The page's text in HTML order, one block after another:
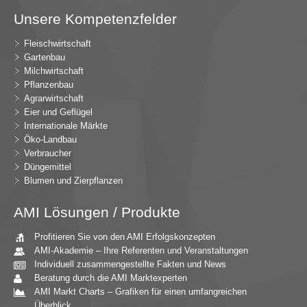
Unsere Kompetenzfelder
Fleischwirtschaft
Gartenbau
Milchwirtschaft
Pflanzenbau
Agrarwirtschaft
Eier und Geflügel
Internationale Märkte
Öko-Landbau
Verbraucher
Düngemittel
Blumen und Zierpflanzen
AMI Lösungen / Produkte
Profitieren Sie von den AMI Erfolgskonzepten
AMI-Akademie – Ihre Referenten und Veranstaltungen
Individuell zusammengestellte Fakten und News
Beratung durch die AMI Marktexperten
AMI Markt Charts – Grafiken für einen umfangreichen